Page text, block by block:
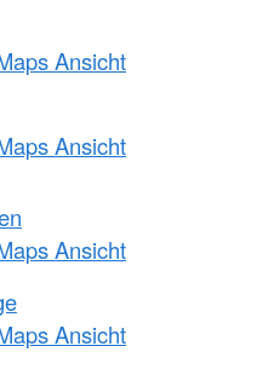
Ansicht
Ansicht
Ansicht
Ansicht